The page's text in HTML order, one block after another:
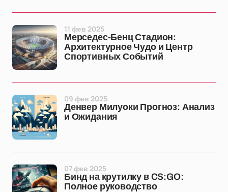
Мерседес-Бенц Стадион:
Архитектурное Чудо и Центр
Спортивных Событий
11 фев 2025
Денвер Милуоки Прогноз: Анализ
и Ожидания
09 фев 2025
Бинд на крутилку в CS:GO:
Полное руководство
07 фев 2025